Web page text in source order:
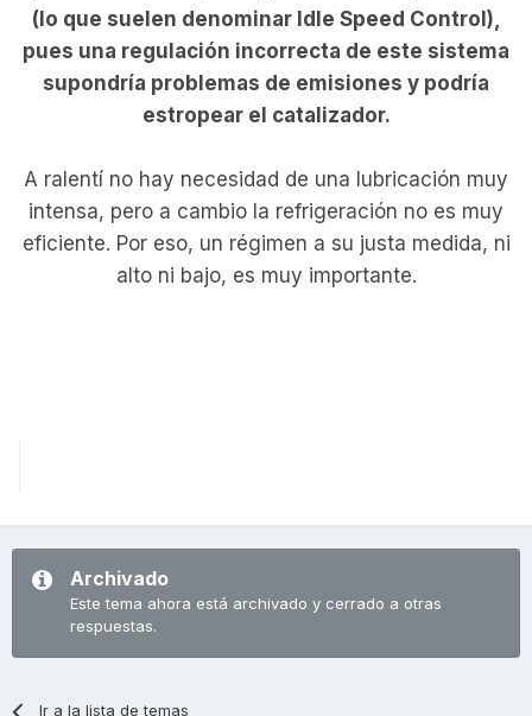
(lo que suelen denominar Idle Speed Control),
pues una regulación incorrecta de este sistema
supondría problemas de emisiones y podría
estropear el catalizador.
A ralentí no hay necesidad de una lubricación muy
intensa, pero a cambio la refrigeración no es muy
eficiente. Por eso, un régimen a su justa medida, ni
alto ni bajo, es muy importante.
Archivado
Este tema ahora está archivado y cerrado a otras
respuestas.
Ir a la lista de temas